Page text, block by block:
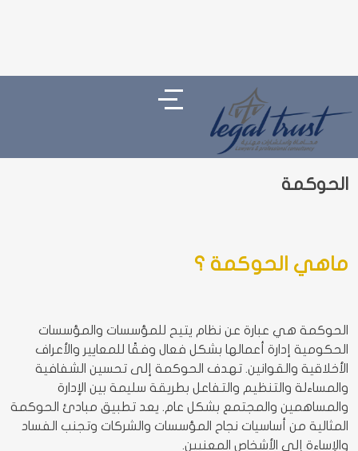
الحوكمة
ماهي الحوكمة ؟
الحوكمة هي عبارة عن نظام يتيح للمؤسسات والمؤسسات
الحكومية إدارة أعمالها بشكل فعال وفقًا للمعايير والأعراف
الأخلاقية والقوانين. تهدف الحوكمة إلى تحسين الشفافية
والمساءلة والتنظيم والتفاعل بطريقة سليمة بين الإدارة
والمساهمين والمجتمع بشكل عام. يعد تطبيق مبادئ الحوكمة
المثالية من أساسيات نجاح المؤسسات والشركات وتجنب الفساد
والإساءة إلى الأشخاص المعنيين.